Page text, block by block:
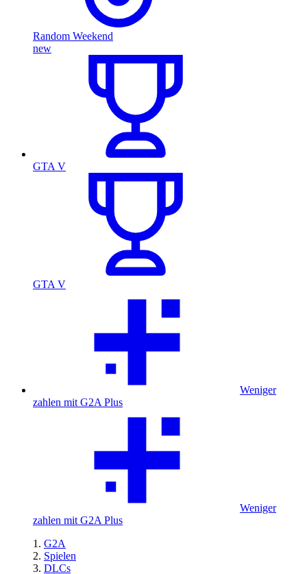
Random Weekend
new
GTA V
GTA V
Weniger
zahlen mit G2A Plus
Weniger
zahlen mit G2A Plus
G2A
Spielen
DLCs